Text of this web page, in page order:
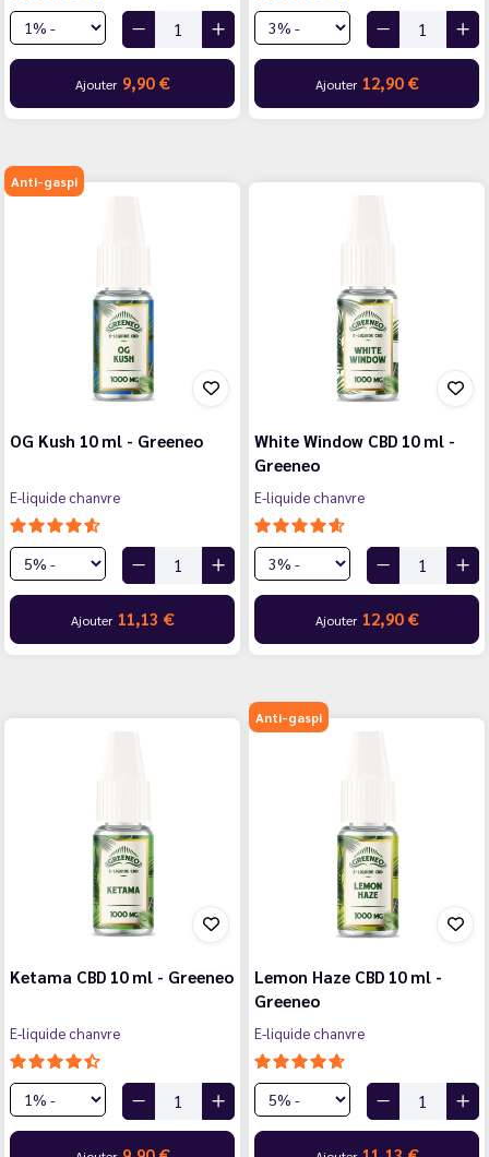
Ajouter 9,90 € Ajouter 12,90 €
Anti-gaspi
OG Kush 10 ml - Greeneo
E-liquide chanvre
Ajouter 11,13 €
White Window CBD 10 ml -
Greeneo
E-liquide chanvre
Ajouter 12,90 €
Ketama CBD 10 ml - Greeneo
E-liquide chanvre
Anti-gaspi
Lemon Haze CBD 10 ml -
Greeneo
E-liquide chanvre